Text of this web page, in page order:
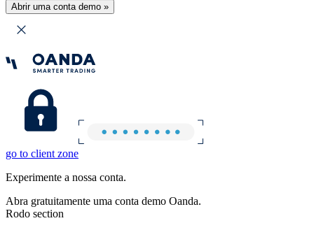
Abrir uma conta demo »
go to client zone
Experimente a nossa conta.
Abra gratuitamente uma conta demo Oanda.
Rodo section